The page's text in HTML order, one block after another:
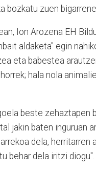
bozkatu zuen
Ion Arozena EH
aldaketa" egin
eta babestea
hala nola
beste zehaztapen
jakin baten inguruan
dela,
behar dela iritzi diogu".